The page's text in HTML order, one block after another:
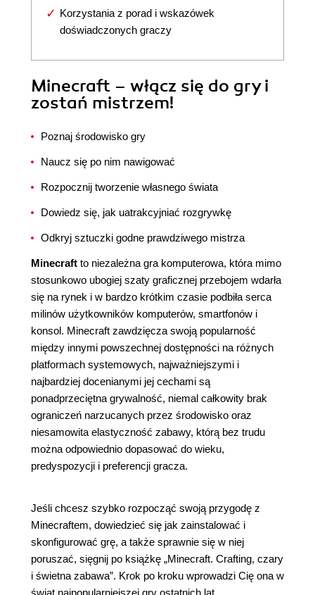
Korzystania z porad i wskazówek
doświadczonych graczy
Minecraft – włącz się do gry i
zostań mistrzem!
Poznaj środowisko gry
Naucz się po nim nawigować
Rozpocznij tworzenie własnego świata
Dowiedz się, jak uatrakcyjniać rozgrywkę
Odkryj sztuczki godne prawdziwego mistrza
Minecraft to niezależna gra komputerowa, która mimo
stosunkowo ubogiej szaty graficznej przebojem wdarła
się na rynek i w bardzo krótkim czasie podbiła serca
milinów użytkowników komputerów, smartfonów i
konsol. Minecraft zawdzięcza swoją popularność
między innymi powszechnej dostępności na różnych
platformach systemowych, najważniejszymi i
najbardziej docenianymi jej cechami są
ponadprzeciętna grywalność, niemal całkowity brak
ograniczeń narzucanych przez środowisko oraz
niesamowita elastyczność zabawy, którą bez trudu
można odpowiednio dopasować do wieku,
predyspozycji i preferencji gracza.
Jeśli chcesz szybko rozpocząć swoją przygodę z
Minecraftem, dowiedzieć się jak zainstalować i
skonfigurować grę, a także sprawnie się w niej
poruszać, sięgnij po książkę „Minecraft. Crafting, czary
i świetna zabawa”. Krok po kroku wprowadzi Cię ona w
świat najpopularniejszej gry ostatnich lat,